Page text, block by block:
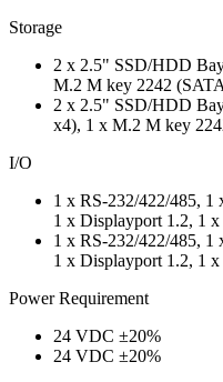
Storage
2 x 2.5" SSD/HDD
M.2 M key 2242
2 x 2.5" SSD/HDD
x4), 1 x M.2 M key
I/O
1 x RS-232/422/485,
1 x Displayport 1.2, 1
1 x RS-232/422/485,
1 x Displayport 1.2, 1
Power Requirement
24 VDC ±20%
24 VDC ±20%